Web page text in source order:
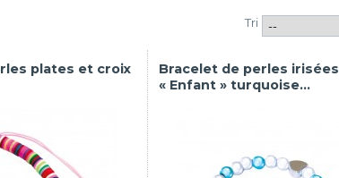
Tri
plates et croix
Bracelet de perles irisées
« Enfant » turquoise...